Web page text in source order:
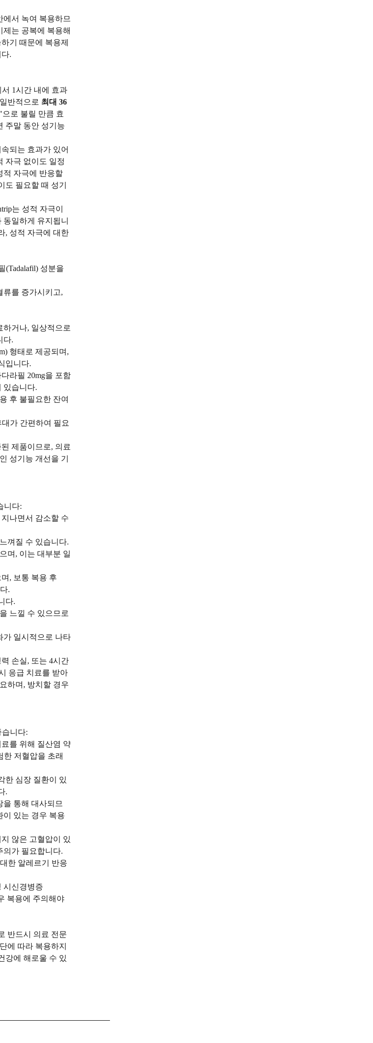
서 녹여 복용하므
제는 공복에 복용해
기 때문에 복용제
.
1시간 내에 효과
반적으로 최대 36
로 불릴 만큼 효
주말 동안 성기능
되는 효과가 있어
자극 없이도 일정
적 자극에 반응할
도 필요할 때 성기
는 성적 자극이
일하게 유지됩니
, 성적 자극에 대한
(Tadalafil) 성분을
류를 증가시키고,
하거나, 일상적으로
다.
형태로 제공되며,
입니다.
라필 20mg을 포함
있습니다.
후 불필요한 잔여
가 간편하여 필요
제품이므로, 의료
성기능 개선을 기
니다:
나면서 감소할 수
껴질 수 있습니다.
며, 이는 대부분 일
, 보통 복용 후
.
다.
느낄 수 있으므로
가 일시적으로 나타
손실, 또는 4시간
응급 치료를 받아
하며, 방치할 경우
습니다:
를 위해 질산염 약
한 저혈압을 초래
한 심장 질환이 있
.
통해 대사되므
이 있는 경우 복용
않은 고혈압이 있
의가 필요합니다.
한 알레르기 반응
시신경병증
복용에 주의해야
반드시 의료 전문
에 따라 복용하지
강에 해로울 수 있